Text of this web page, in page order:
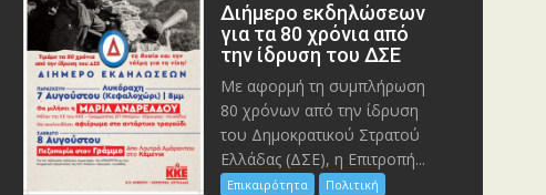
Διήμερο εκδηλώσεων
για τα 80 χρόνια από
την ίδρυση του ΔΣΕ
Με αφορμή τη συμπλήρωση
80 χρόνων από την ίδρυση
του Δημοκρατικού Στρατού
Ελλάδας (ΔΣΕ), η Επιτροπή...
Επικαιρότητα Πολιτική